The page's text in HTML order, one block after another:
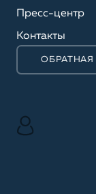
Пресс-центр
Контакты
ОБРАТНАЯ